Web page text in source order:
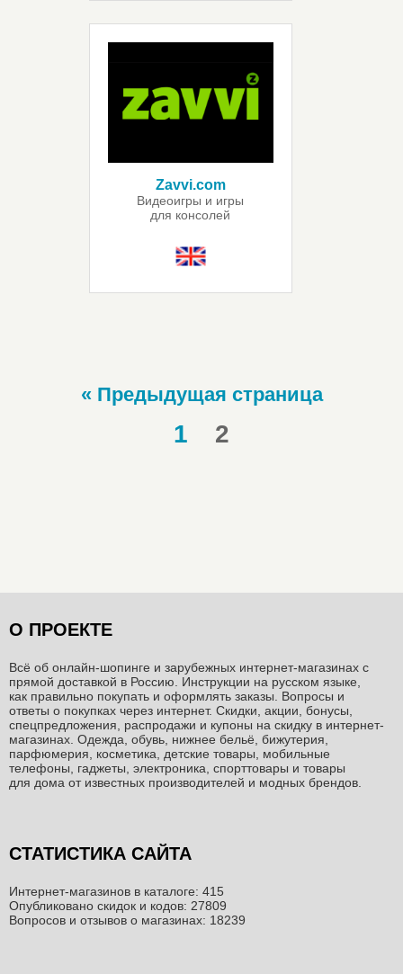
Zavvi.com
Видеоигры и игры
для консолей
« Предыдущая страница
1 2
О ПРОЕКТЕ
Всё об онлайн-шопинге и зарубежных интернет-магазинах c
прямой доставкой в Россию. Инструкции на русском языке,
как правильно покупать и оформлять заказы. Вопросы и
ответы о покупках через интернет. Скидки, акции, бонусы,
спецпредложения, распродажи и купоны на скидку в интернет-
магазинах. Одежда, обувь, нижнее бельё, бижутерия,
парфюмерия, косметика, детские товары, мобильные
телефоны, гаджеты, электроника, спорттовары и товары
для дома от известных производителей и модных брендов.
СТАТИСТИКА САЙТА
Интернет-магазинов в каталоге: 415
Опубликовано скидок и кодов: 27809
Вопросов и отзывов о магазинах: 18239